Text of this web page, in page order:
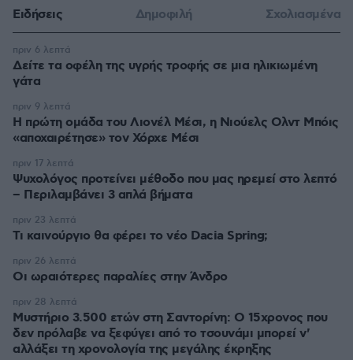
Ειδήσεις Δημοφιλή Σχολιασμένα
Δείτε τα οφέλη της υγρής τροφής σε μια ηλικιωμένη
γάτα
πριν 6 λεπτά
Η πρώτη ομάδα του Λιονέλ Μέσι, η Νιούελς Ολντ Μπόις
«αποχαιρέτησε» τον Χόρχε Μέσι
πριν 9 λεπτά
Ψυχολόγος προτείνει μέθοδο που μας ηρεμεί στο λεπτό
– Περιλαμβάνει 3 απλά βήματα
πριν 17 λεπτά
Τι καινούργιο θα φέρει το νέο Dacia Spring;
πριν 23 λεπτά
Οι ωραιότερες παραλίες στην Άνδρο
πριν 26 λεπτά
Μυστήριο 3.500 ετών στη Σαντορίνη: Ο 15χρονος που
δεν πρόλαβε να ξεφύγει από το τσουνάμι μπορεί ν'
αλλάξει τη χρονολογία της μεγάλης έκρηξης
πριν 28 λεπτά